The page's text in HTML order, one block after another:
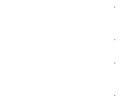
．
．
．
．